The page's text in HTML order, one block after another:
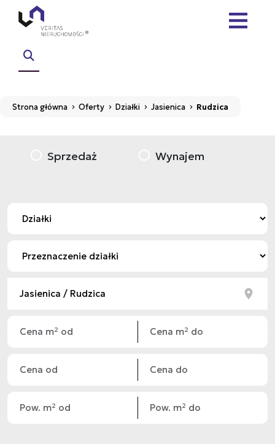
Strona główna Oferty Działki Jasienica Rudzica
Sprzedaż Wynajem